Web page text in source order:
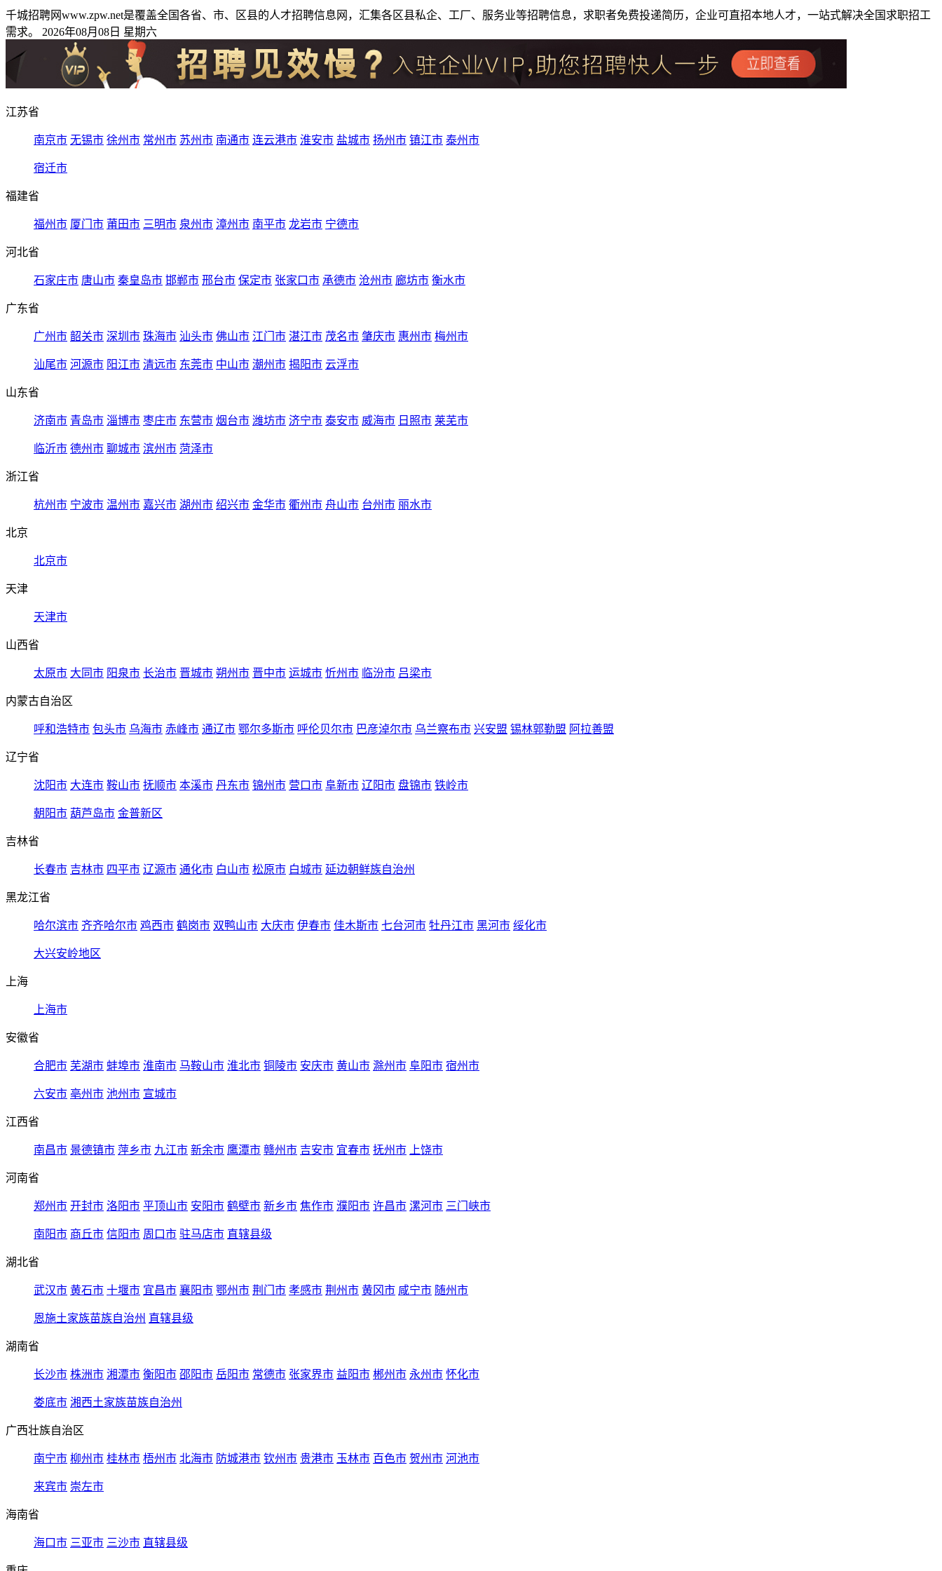
千城招聘网www.zpw.net是覆盖全国各省、市、区县的人才招聘信息网，汇集各区县私企、工厂、服务业等招聘信息，求职者免费投递简历，企业可直招本地人才，一站式解决全国求职招工
需求。 2026年08月08日 星期六
江苏省
南京市 无锡市 徐州市 常州市 苏州市 南通市 连云港市 淮安市 盐城市 扬州市 镇江市 泰州市
宿迁市
福建省
福州市 厦门市 莆田市 三明市 泉州市 漳州市 南平市 龙岩市 宁德市
河北省
石家庄市 唐山市 秦皇岛市 邯郸市 邢台市 保定市 张家口市 承德市 沧州市 廊坊市 衡水市
广东省
广州市 韶关市 深圳市 珠海市 汕头市 佛山市 江门市 湛江市 茂名市 肇庆市 惠州市 梅州市
汕尾市 河源市 阳江市 清远市 东莞市 中山市 潮州市 揭阳市 云浮市
山东省
济南市 青岛市 淄博市 枣庄市 东营市 烟台市 潍坊市 济宁市 泰安市 威海市 日照市 莱芜市
临沂市 德州市 聊城市 滨州市 菏泽市
浙江省
杭州市 宁波市 温州市 嘉兴市 湖州市 绍兴市 金华市 衢州市 舟山市 台州市 丽水市
北京
北京市
天津
天津市
山西省
太原市 大同市 阳泉市 长治市 晋城市 朔州市 晋中市 运城市 忻州市 临汾市 吕梁市
内蒙古自治区
呼和浩特市 包头市 乌海市 赤峰市 通辽市 鄂尔多斯市 呼伦贝尔市 巴彦淖尔市 乌兰察布市 兴安盟 锡林郭勒盟 阿拉善盟
辽宁省
沈阳市 大连市 鞍山市 抚顺市 本溪市 丹东市 锦州市 营口市 阜新市 辽阳市 盘锦市 铁岭市
朝阳市 葫芦岛市 金普新区
吉林省
长春市 吉林市 四平市 辽源市 通化市 白山市 松原市 白城市 延边朝鲜族自治州
黑龙江省
哈尔滨市 齐齐哈尔市 鸡西市 鹤岗市 双鸭山市 大庆市 伊春市 佳木斯市 七台河市 牡丹江市 黑河市 绥化市
大兴安岭地区
上海
上海市
安徽省
合肥市 芜湖市 蚌埠市 淮南市 马鞍山市 淮北市 铜陵市 安庆市 黄山市 滁州市 阜阳市 宿州市
六安市 亳州市 池州市 宣城市
江西省
南昌市 景德镇市 萍乡市 九江市 新余市 鹰潭市 赣州市 吉安市 宜春市 抚州市 上饶市
河南省
郑州市 开封市 洛阳市 平顶山市 安阳市 鹤壁市 新乡市 焦作市 濮阳市 许昌市 漯河市 三门峡市
南阳市 商丘市 信阳市 周口市 驻马店市 直辖县级
湖北省
武汉市 黄石市 十堰市 宜昌市 襄阳市 鄂州市 荆门市 孝感市 荆州市 黄冈市 咸宁市 随州市
恩施土家族苗族自治州 直辖县级
湖南省
长沙市 株洲市 湘潭市 衡阳市 邵阳市 岳阳市 常德市 张家界市 益阳市 郴州市 永州市 怀化市
娄底市 湘西土家族苗族自治州
广西壮族自治区
南宁市 柳州市 桂林市 梧州市 北海市 防城港市 钦州市 贵港市 玉林市 百色市 贺州市 河池市
来宾市 崇左市
海南省
海口市 三亚市 三沙市 直辖县级